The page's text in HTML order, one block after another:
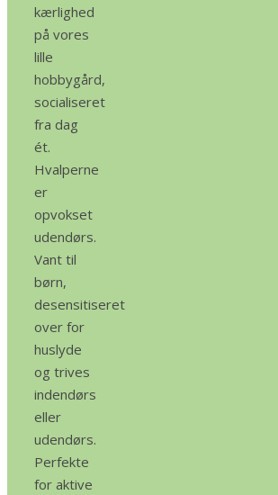
kærlighed
på vores
lille
hobbygård,
socialiseret
fra dag
ét.
Hvalperne
er
opvokset
udendørs.
Vant til
børn,
desensitiseret
over for
huslyde
og trives
indendørs
eller
udendørs.
Perfekte
for aktive